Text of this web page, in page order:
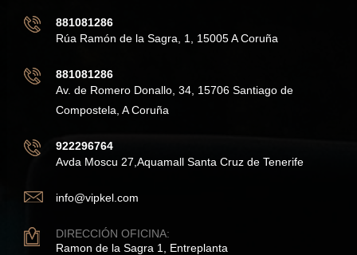
881081286
Rúa Ramón de la Sagra, 1, 15005 A Coruña
881081286
Av. de Romero Donallo, 34, 15706 Santiago de
Compostela, A Coruña
922296764
Avda Moscu 27,Aquamall Santa Cruz de Tenerife
info@vipkel.com
DIRECCIÓN OFICINA:
Ramon de la Sagra 1, Entreplanta